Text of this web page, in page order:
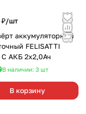
₽/шт
аккумуляторный
FELISATTI
С АКБ 2х2,0Ач
В наличии: 3 шт
В корзину